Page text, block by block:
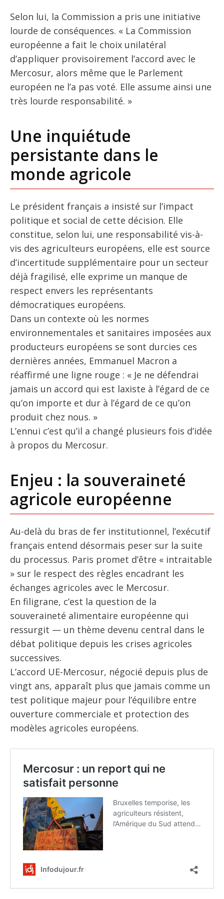
Selon lui, la Commission a pris une initiative
lourde de conséquences. « La Commission
européenne a fait le choix unilatéral
d’appliquer provisoirement l’accord avec le
Mercosur, alors même que le Parlement
européen ne l’a pas voté. Elle assume ainsi une
très lourde responsabilité. »
Une inquiétude
persistante dans le
monde agricole
Le président français a insisté sur l’impact
politique et social de cette décision. Elle
constitue, selon lui, une responsabilité vis-à-
vis des agriculteurs européens, elle est source
d’incertitude supplémentaire pour un secteur
déjà fragilisé, elle exprime un manque de
respect envers les représentants
démocratiques européens.
Dans un contexte où les normes
environnementales et sanitaires imposées aux
producteurs européens se sont durcies ces
dernières années, Emmanuel Macron a
réaffirmé une ligne rouge : « Je ne défendrai
jamais un accord qui est laxiste à l’égard de ce
qu’on importe et dur à l’égard de ce qu’on
produit chez nous. »
L’ennui c’est qu’il a changé plusieurs fois d’idée
à propos du Mercosur.
Enjeu : la souveraineté
agricole européenne
Au-delà du bras de fer institutionnel, l’exécutif
français entend désormais peser sur la suite
du processus. Paris promet d’être « intraitable
» sur le respect des règles encadrant les
échanges agricoles avec le Mercosur.
En filigrane, c’est la question de la
souveraineté alimentaire européenne qui
ressurgit — un thème devenu central dans le
débat politique depuis les crises agricoles
successives.
L’accord UE-Mercosur, négocié depuis plus de
vingt ans, apparaît plus que jamais comme un
test politique majeur pour l’équilibre entre
ouverture commerciale et protection des
modèles agricoles européens.